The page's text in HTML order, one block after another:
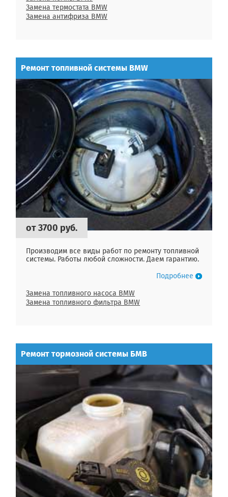
Замена термостата BMW
Замена антифриза BMW
Ремонт топливной системы BMW
от 3700 руб.
Производим все виды работ по ремонту топливной
системы. Работы любой сложности. Даем гарантию.
Подробнее
Замена топливного насоса BMW
Замена топливного фильтра BMW
Ремонт тормозной системы БМВ